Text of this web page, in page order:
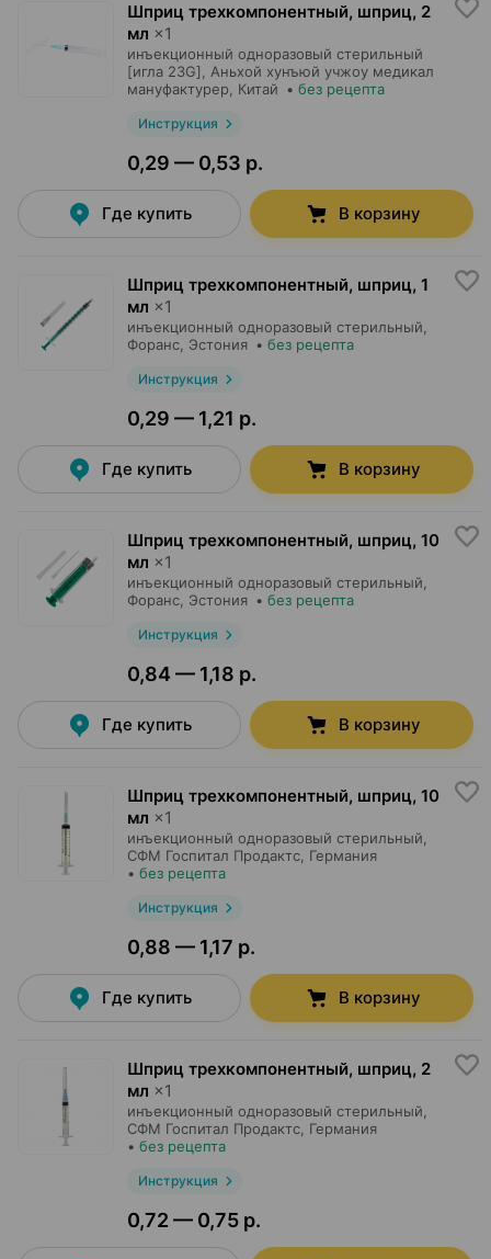
Шприц трехкомпонентный, шприц, 2
мл ×1
инъекционный одноразовый стерильный
[игла 23G],
Аньхой хунъюй учжоу медикал
мануфактурер , Китай • без рецепта
Инструкция
0,29 — 0,53 р.
Где купить В корзину
Шприц трехкомпонентный, шприц, 1
мл ×1
инъекционный одноразовый стерильный,
Форанс , Эстония • без рецепта
Инструкция
0,29 — 1,21 р.
Где купить В корзину
Шприц трехкомпонентный, шприц, 10
мл ×1
инъекционный одноразовый стерильный,
Форанс , Эстония • без рецепта
Инструкция
0,84 — 1,18 р.
Где купить В корзину
Шприц трехкомпонентный, шприц, 10
мл ×1
инъекционный одноразовый стерильный,
СФМ Госпитал Продактс , Германия
• без рецепта
Инструкция
0,88 — 1,17 р.
Где купить В корзину
Шприц трехкомпонентный, шприц, 2
мл ×1
инъекционный одноразовый стерильный,
СФМ Госпитал Продактс , Германия
• без рецепта
Инструкция
0,72 — 0,75 р.